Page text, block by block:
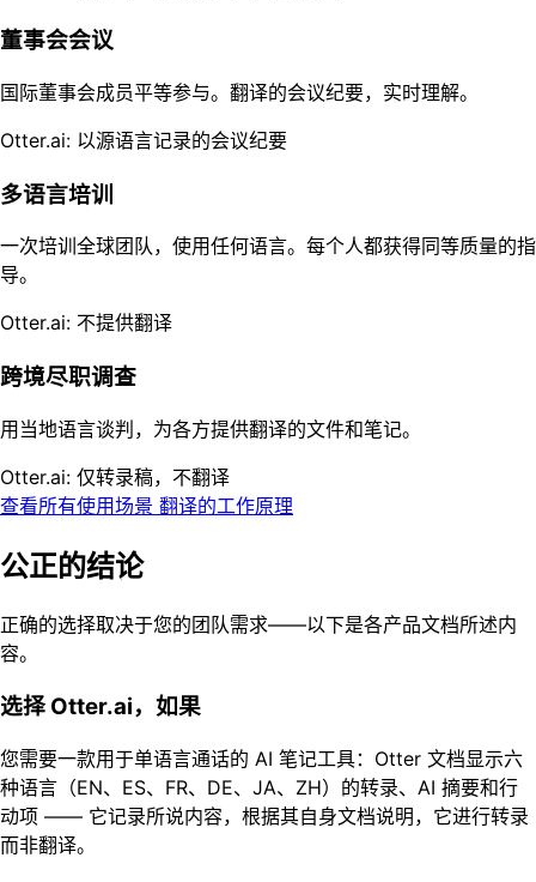
董事会会议
国际董事会成员平等参与。翻译的会议纪要，实时理解。
Otter.ai: 以源语言记录的会议纪要
多语言培训
一次培训全球团队，使用任何语言。每个人都获得同等质量的指
导。
Otter.ai: 不提供翻译
跨境尽职调查
用当地语言谈判，为各方提供翻译的文件和笔记。
Otter.ai: 仅转录稿，不翻译
查看所有使用场景 翻译的工作原理
公正的结论
正确的选择取决于您的团队需求——以下是各产品文档所述内
容。
选择 Otter.ai，如果
您需要一款用于单语言通话的 AI 笔记工具：Otter 文档显示六
种语言（EN、ES、FR、DE、JA、ZH）的转录、AI 摘要和行
动项 —— 它记录所说内容，根据其自身文档说明，它进行转录
而非翻译。